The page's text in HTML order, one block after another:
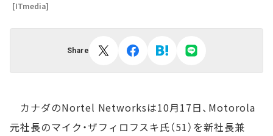
[ITmedia]
Share
カナダのNortel Networksは10月17日、Motorola
元社長のマイク・ザフィロフスキ氏（51）を新社長兼